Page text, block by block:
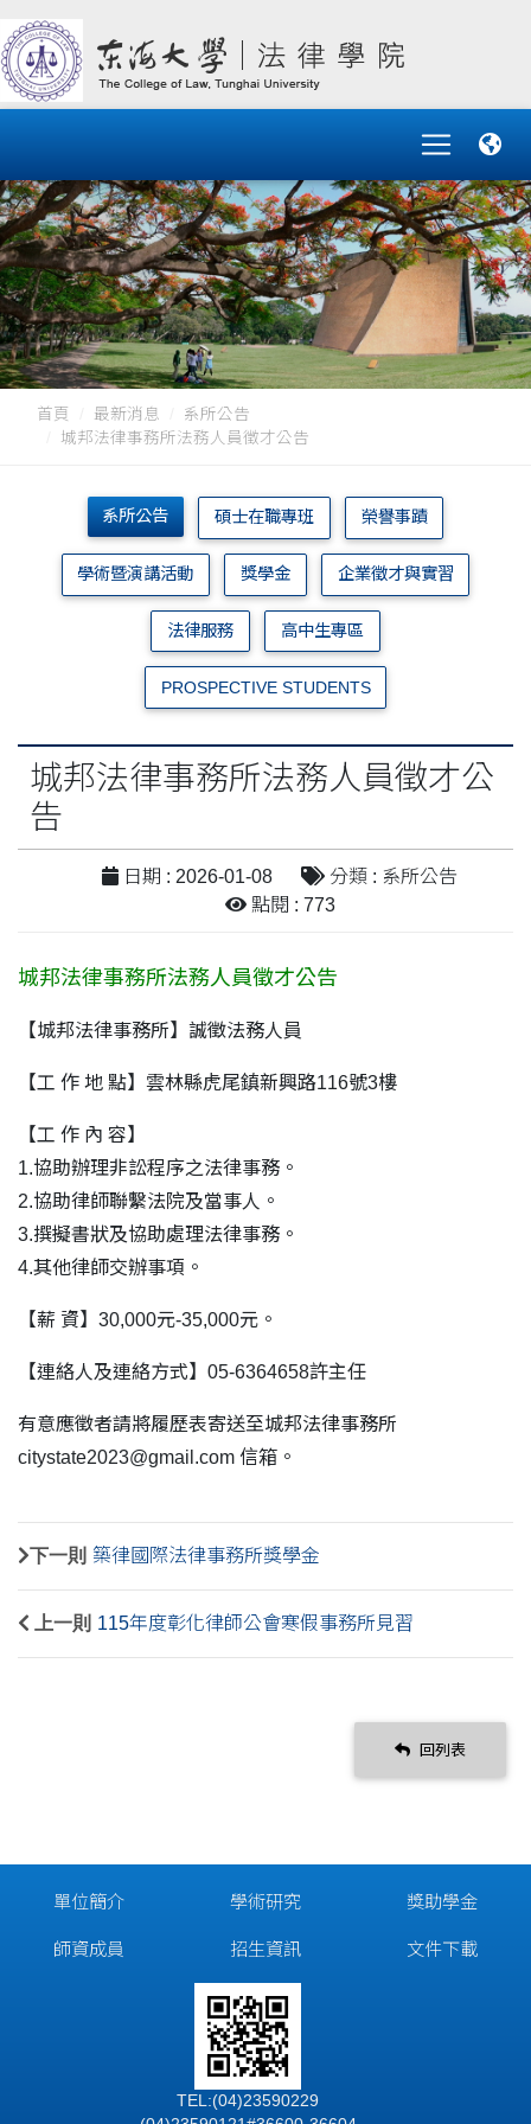
首頁 最新消息
系所公告
城邦法律事務所法務人員徵才公告
系所公告 碩士在職專班 榮譽事蹟
學術暨演講活動 獎學金 企業徵才與實習
法律服務 高中生專區
PROSPECTIVE STUDENTS
城邦法律事務所法務人員徵才公
告
日期 : 2026-01-08
分類 : 系所公告
點閱 : 773
城邦法律事務所法務人員徵才公告
【城邦法律事務所】誠徵法務人員
【工 作 地 點】雲林縣虎尾鎮新興路116號3樓
【工 作 內 容】
1.協助辦理非訟程序之法律事務。
2.協助律師聯繫法院及當事人。
3.撰擬書狀及協助處理法律事務。
4.其他律師交辦事項。
【薪 資】30,000元-35,000元。
【連絡人及連絡方式】05-6364658許主任
有意應徵者請將履歷表寄送至城邦法律事務所
citystate2023@gmail.com 信箱。
下一則 築律國際法律事務所獎學金
上一則 115年度彰化律師公會寒假事務所見習
回列表
單位簡介
師資成員
學術研究
招生資訊
獎助學金
文件下載
TEL:(04)23590229